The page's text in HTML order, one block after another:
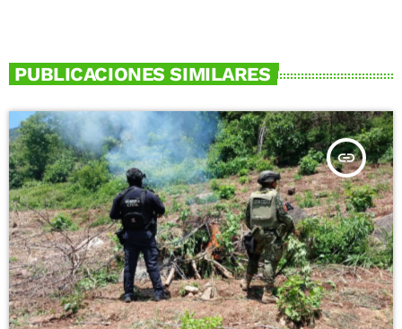
PUBLICACIONES SIMILARES
insert_link